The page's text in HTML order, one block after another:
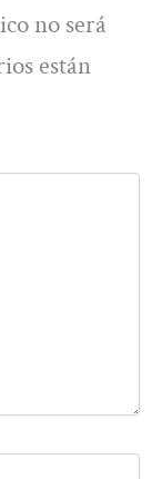
no será
están